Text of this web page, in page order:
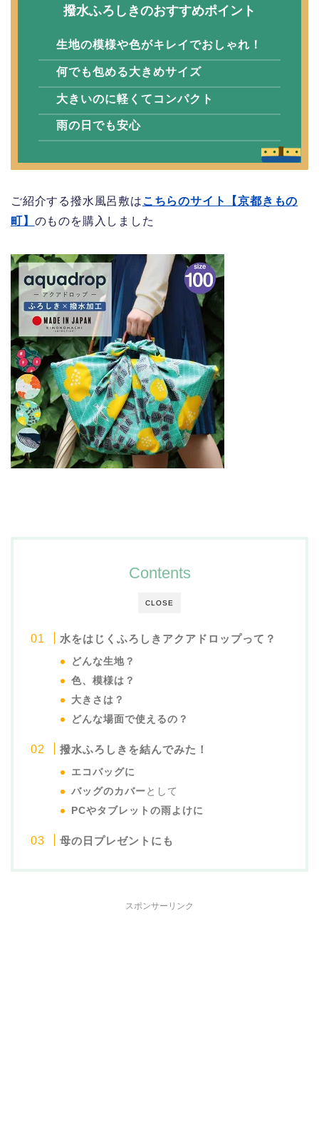
撥水ふろしきのおすすめポイント
生地の模様や色がキレイでおしゃれ！
何でも包める大きめサイズ
大きいのに軽くてコンパクト
雨の日でも安心
ご紹介する撥水風呂敷は こちらのサイト【京都きもの
町】 のものを購入しました
CLOSE
Contents
水をはじくふろしきアクアドロップって？
どんな生地？
色、模様は？
大きさは？
どんな場面で使えるの？
撥水ふろしきを結んでみた！
エコバッグに
バッグのカバー として
PCやタブレットの雨よけに
母の日プレゼントにも
スポンサーリンク